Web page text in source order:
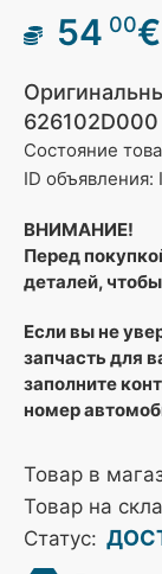
54 00€
626102D000
Состояние
ID объявления:
ВНИМАНИЕ!
Перед
деталей,
Если вы не
запчасть для
заполните
номер
Товар в
Товар на
Статус: